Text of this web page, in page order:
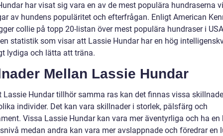
har visat sig vara en av de mest populära hundraserna
av hundens populäritet och efterfrågan. Enligt American
collie på topp 20-listan över mest populära hundraser i
statistik som visar att Lassie Hundar har en hög
lydiga och lätta att träna.
Mellan Lassie Hundar
Lassie Hundar tillhör samma ras kan det finnas vissa
individer. Det kan vara skillnader i storlek, pälsfärg och
Vissa Lassie Hundar kan vara mer äventyrliga och ha en
medan andra kan vara mer avslappnade och föredrar en